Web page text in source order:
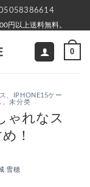
円以上送料無料。
0
IPHONE15ケー
、未分类
ゃれなス
！
雪穂